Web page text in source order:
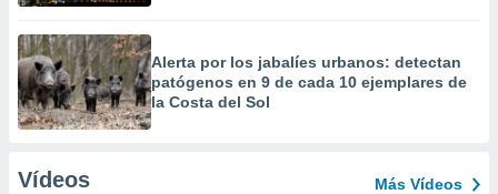
Alerta por los jabalíes urbanos: detectan
patógenos en 9 de cada 10 ejemplares de
la Costa del Sol
Vídeos Más Vídeos